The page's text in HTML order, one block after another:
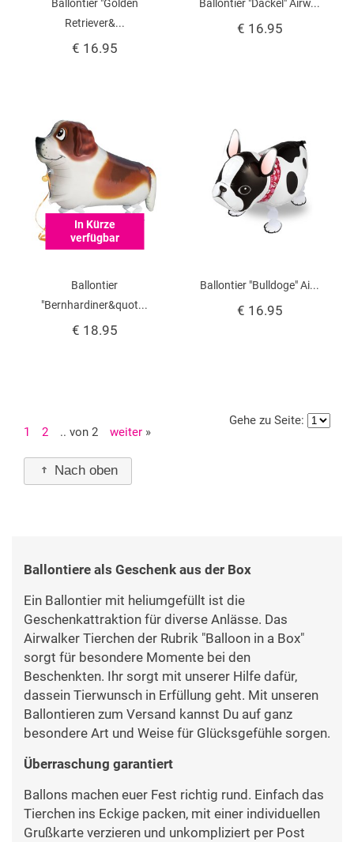
Ballontier "Golden
Retriever&...
€ 16.95
Ballontier "Dackel" Airw...
€ 16.95
Ballontier "Bulldoge" Ai...
€ 16.95
In Kürze
verfügbar
Ballontier
"Bernhardiner&quot...
€ 18.95
1 2 .. von 2 weiter »
Gehe zu Seite:
Nach oben
Ballontiere als Geschenk aus der Box
Ein Ballontier mit heliumgefüllt ist die
Geschenkattraktion für diverse Anlässe. Das
Airwalker Tierchen der Rubrik "Balloon in a Box"
sorgt für besondere Momente bei den
Beschenkten. Ihr sorgt mit unserer Hilfe dafür,
dassein Tierwunsch in Erfüllung geht. Mit unseren
Ballontieren zum Versand kannst Du auf ganz
besondere Art und Weise für Glücksgefühle sorgen.
Überraschung garantiert
Ballons machen euer Fest richtig rund. Einfach das
Tierchen ins Eckige packen, mit einer individuellen
Grußkarte verzieren und unkompliziert per Post